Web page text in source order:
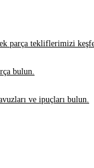
parça tekliflerimizi
bulun.
ve ipuçları bulun.